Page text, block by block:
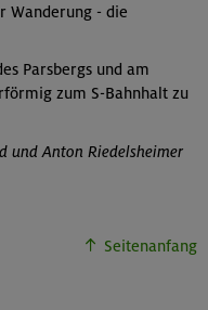
Wanderung - die
Parsbergs und am
zum S-Bahnhalt zu
und Anton Riedelsheimer
Seitenanfang